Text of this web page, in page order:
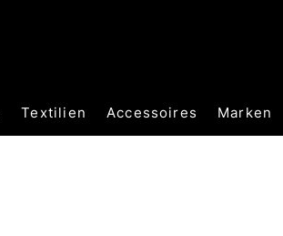
Textilien Accessoires Marken